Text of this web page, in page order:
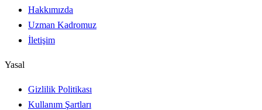
Hakkımızda
Uzman Kadromuz
İletişim
Yasal
Gizlilik Politikası
Kullanım Şartları